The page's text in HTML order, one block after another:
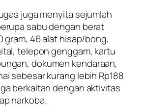
juga menyita sejumlah
sabu dengan berat
gram, 46 alat hisap/bong,
telepon genggam, kartu
dokumen kendaraan,
sebesar kurang lebih Rp188
berkaitan dengan aktivitas
narkoba.